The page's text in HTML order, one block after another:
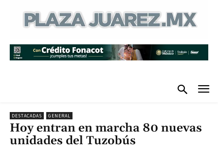
DESTACADAS GENERAL
Hoy entran en marcha 80 nuevas
unidades del Tuzobús